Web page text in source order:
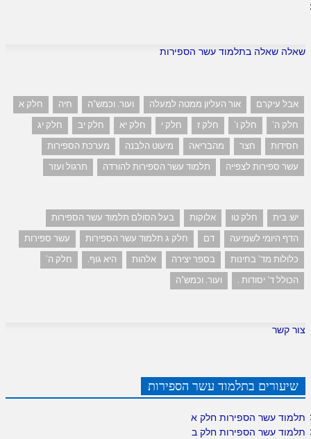
שאלה שאלה בתלמוד עשר הספירות
אבל עיקרם אור העליון ממטה למעלה ועור. וכמש"ה חיה
חלק א
חלק ה'
חלק ו' חלק ז חלק י חלק יא חלק יב
חלק יג
חסידות
חצר מהבריאה מיעוט הלבנה
מערכת הספירות
עשר ספירות לצפייה
תלמוד עשר הספירות להורדה תרגול ועזר
יש: בית חלק טו אלוקות
בעל הסולם תלמוד עשר הספירות
הדף היומי לשמיעה
דם חלק ג תלמוד עשר הספירות
עשר ספירות
כלולות מד' בחינות
בספר יצירה אלהות היא גוף.
חלק ה'
הכולל ד' יסודות .
ועור. וכמש"ה
צור קשר
שיעורים בתלמוד עשר הספירות
תלמוד עשר הספירות חלק א
תלמוד עשר הספירות חלק ב